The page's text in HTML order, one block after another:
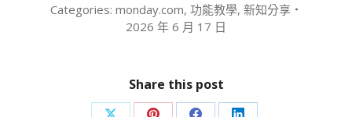
Categories: monday.com, 功能教學, 新知分享
2026 年 6 月 17 日
Share this post